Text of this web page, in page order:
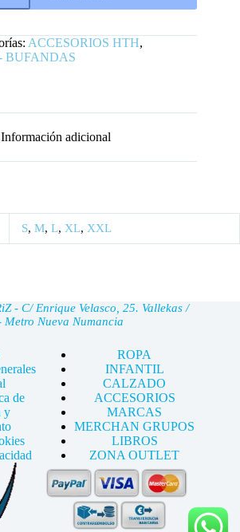
ACCESORIOS HTH,
BUFANDAS
Información adicional
S, M, L, XL, XXL
- C/ Enrique Velasco, 25. Vallekas /
Nueva Numancia
de
y
ROPA
INFANTIL
CALZADO
ACCESORIOS
MARCAS
MERCHAN GRUPOS
LIBROS
ZONA OUTLET